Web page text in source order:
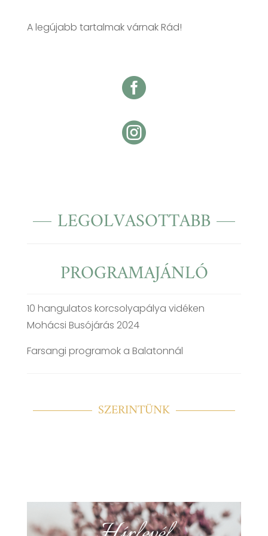
A legújabb tartalmak várnak Rád!


LEGOLVASOTTABB
PROGRAMAJÁNLÓ
10 hangulatos korcsolyapálya vidéken
Mohácsi Busójárás 2024
Farsangi programok a Balatonnál
SZERINTÜNK